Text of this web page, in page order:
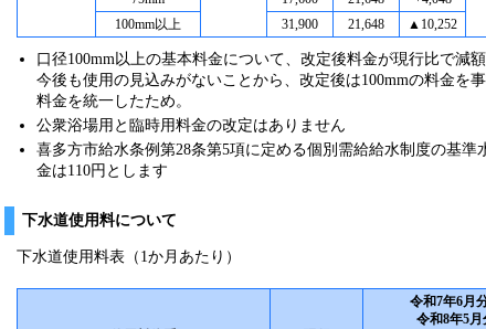
100mm以上
31,900 21,648 ▲10,252
口径100mm以上の基本料金について、改定後料金が現行比で減
今後も使用の見込みがないことから、改定後は100mmの料金を
料金を統一したため。
公衆浴場用と臨時用料金の改定はありません
喜多方市給水条例第28条第5項に定める個別需給給水制度の基
金は110円とします
下水道使用料について
下水道使用料表（1か月あたり）
令和7年6月
令和8年5月